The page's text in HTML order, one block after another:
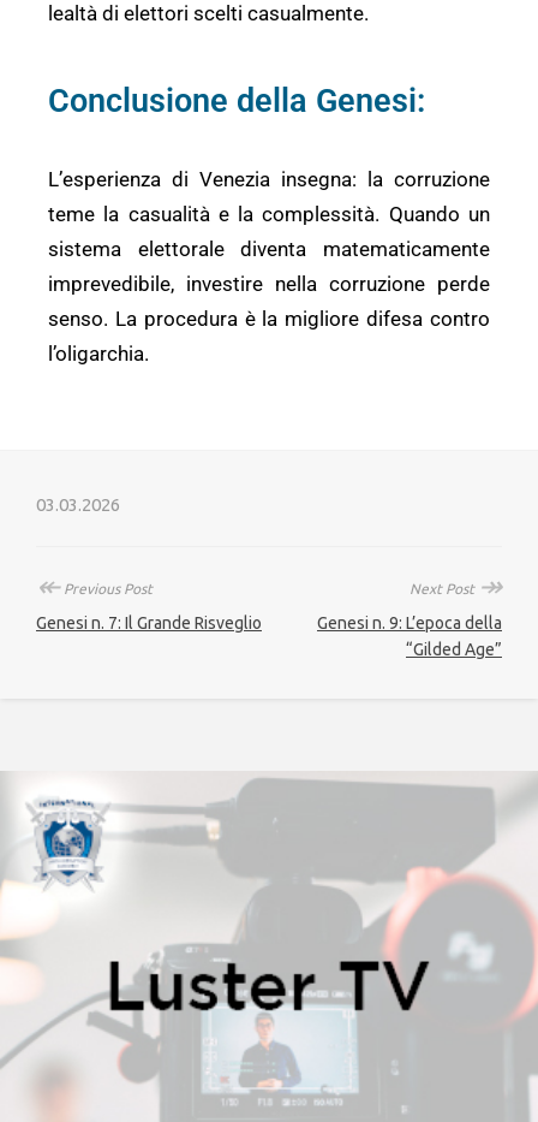
lealtà di elettori scelti casualmente.
Conclusione della Genesi:
L’esperienza di Venezia insegna: la corruzione
teme la casualità e la complessità. Quando un
sistema elettorale diventa matematicamente
imprevedibile, investire nella corruzione perde
senso. La procedura è la migliore difesa contro
l’oligarchia.
03.03.2026
↞Previous Post
Genesi n. 7: Il Grande Risveglio
Next Post ↠
Genesi n. 9: L’epoca della
“Gilded Age”